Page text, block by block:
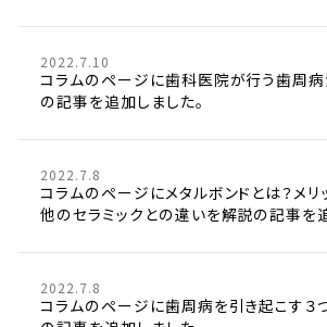
2022.7.10
コラムのページに歯科医院が行う歯周
の記事を追加しました。
2022.7.8
コラムのページにメタルボンドとは？メリ
他のセラミックとの違いを解説の記事を
2022.7.8
コラムのページに歯周病を引き起こす３